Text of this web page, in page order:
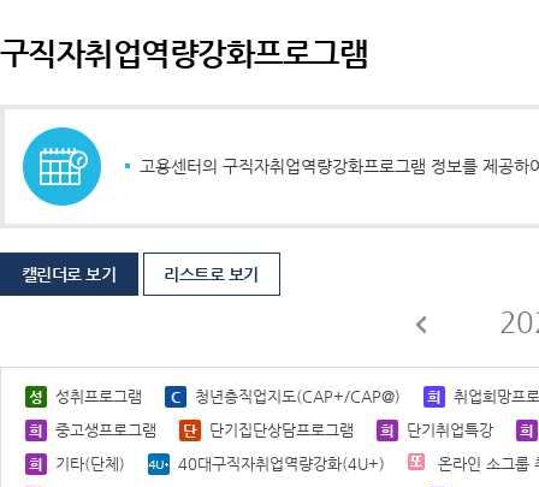
구직자취업역량강화프로그램
고용센터의 구직자취업역량강화프로그램 정보를 제공
캘린더로 보기 리스트로 보기
성취프로그램 청년층직업지도(CAP+/CAP@)
취업희망프
중고생프로그램
단기집단상담프로그램
단기취업특강
기타(단체)
40대구직자취업역량강화(4U+)
온라인 소그룹